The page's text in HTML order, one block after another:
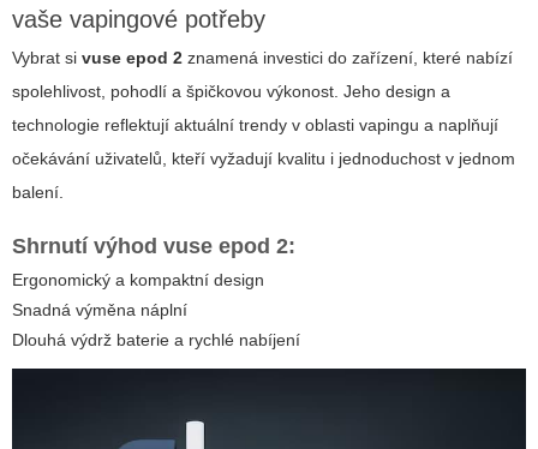
vaše vapingové potřeby
Vybrat si vuse epod 2 znamená investici do zařízení, které nabízí
spolehlivost, pohodlí a špičkovou výkonost. Jeho design a
technologie reflektují aktuální trendy v oblasti vapingu a naplňují
očekávání uživatelů, kteří vyžadují kvalitu i jednoduchost v jednom
balení.
Shrnutí výhod vuse epod 2:
Ergonomický a kompaktní design
Snadná výměna náplní
Dlouhá výdrž baterie a rychlé nabíjení